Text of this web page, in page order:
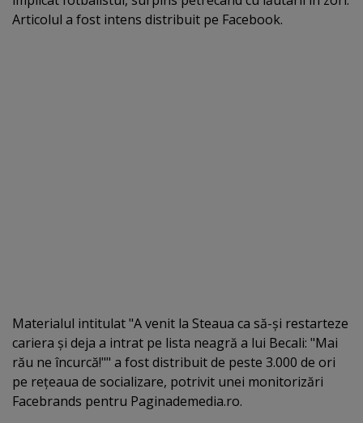
Articolul a fost intens distribuit pe Facebook.
Materialul intitulat "A venit la Steaua ca să-şi restarteze
cariera şi deja a intrat pe lista neagră a lui Becali: "Mai
rău ne încurcă!"" a fost distribuit de peste 3.000 de ori
pe reţeaua de socializare, potrivit unei monitorizări
Facebrands pentru Paginademedia.ro.